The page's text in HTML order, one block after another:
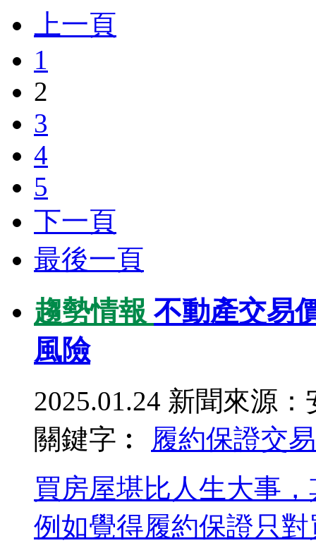
上一頁
1
2
3
4
5
下一頁
最後一頁
趨勢情報 不動產交易
風險
2025.01.24 新聞來源：
關鍵字︰ 履約保證交
買房屋堪比人生大事
例如覺得履約保證只